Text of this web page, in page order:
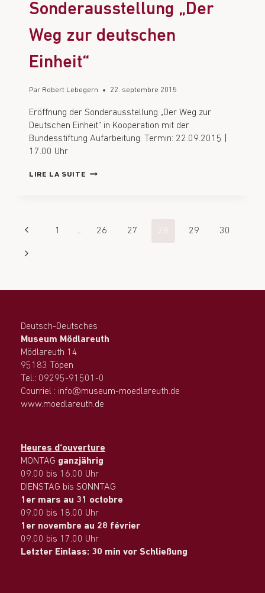
Sonderausstellung „Der
Weg zur deutschen
Einheit“
Par Robert Lebegern 22. septembre 2015
Eröffnung der Sonderausstellung „Der Weg zur
Deutschen Einheit“ in Kooperation mit der
Bundesstiftung Aufarbeitung. Termin: 22.09.2015 |
17.00 Uhr
LIRE LA SUITE
1 … 26 27 28 29 30
Deutsch-Deutsches
Museum Mödlareuth
Mödlareuth 14
95183 Töpen
Tel.: 09295-91501-0
Courriel : info@museum-moedlareuth.de
www.moedlareuth.de
Heures d‘ouverture
MONTAG ganzjährig
09.00 bis 16.00 Uhr
DIENSTAG bis SONNTAG
1er mars au 31 octobre
09.00 bis 18.00 Uhr
1er novembre au 28 février
09.00 bis 17.00 Uhr
Letzter Einlass: 30 min vor Schließung